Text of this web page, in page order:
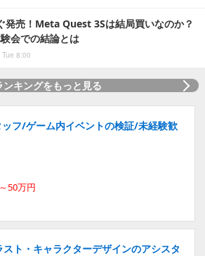
発売！Meta Quest 3Sは結局買いなのか？
会での結論とは
8:00
ンキングをもっと見る
フ/ゲーム内イベントの検証/未経験歓
50万円
スト・キャラクターデザインのアシスタ